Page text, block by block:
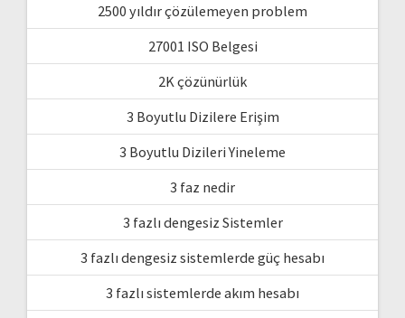
2500 yıldır çözülemeyen problem
27001 ISO Belgesi
2K çözünürlük
3 Boyutlu Dizilere Erişim
3 Boyutlu Dizileri Yineleme
3 faz nedir
3 fazlı dengesiz Sistemler
3 fazlı dengesiz sistemlerde güç hesabı
3 fazlı sistemlerde akım hesabı